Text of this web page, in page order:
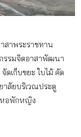
สาพระราชทาน
รรมจิตอาสาพัฒนา
ดเก็บขยะ ใบไม้ คัด
าลัยบริเวณประตู
หอพักหญิง